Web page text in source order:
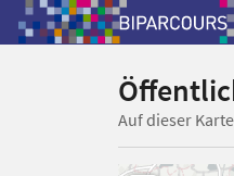
Auf dieser